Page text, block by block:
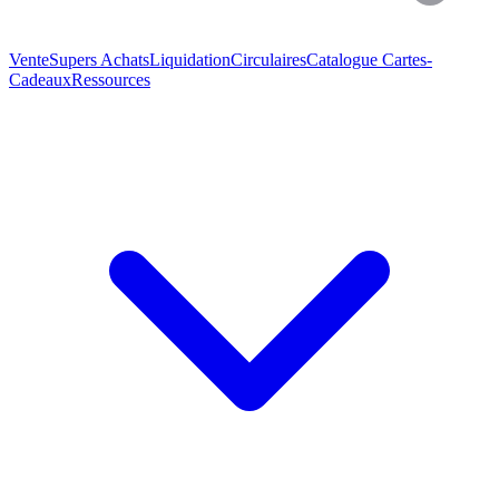
VenteSupers AchatsLiquidationCirculairesCatalogue Cartes-
CadeauxRessources